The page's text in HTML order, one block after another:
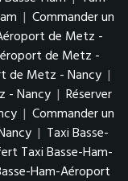
| Commander un
de Metz -
de Metz -
de Metz - Nancy |
- Nancy | Réserver
| Commander un
| Taxi Basse-
Taxi Basse-Ham-
Ham-Aéroport